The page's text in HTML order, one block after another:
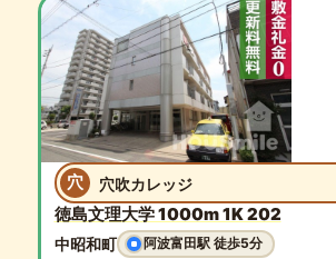
穴 穴吹カレッジ
徳島文理大学 1000m 1K 202
中昭和町 阿波富田駅 徒歩5分